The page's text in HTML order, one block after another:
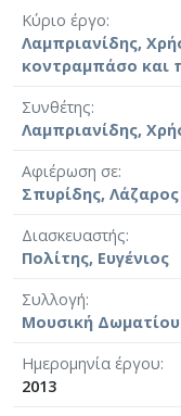
Κύριο έργο
Λαμπριανίδης,
κοντραμπάσο και
Συνθέτης
Λαμπριανίδης,
Αφιέρωση σε
Σπυρίδης, Λάζαρος
Διασκευαστής
Πολίτης, Ευγένιος
Συλλογή
Μουσική Δωματίου
Ημερομηνία έργου
2013